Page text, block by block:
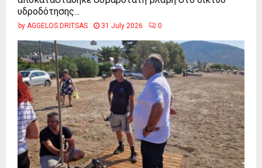
υδροδότησης...
by AGGELOS DRITSAS 31 July 2026 0